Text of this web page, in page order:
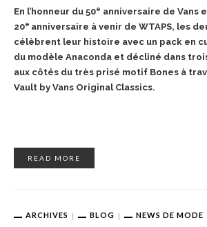
En l’honneur du 50e anniversaire de Vans
20e anniversaire à venir de WTAPS, les
célèbrent leur histoire avec un pack en
du modèle Anaconda et décliné dans
aux côtés du très prisé motif Bones à
Vault by Vans Original Classics.
READ MORE
ARCHIVES BLOG NEWS DE MODE